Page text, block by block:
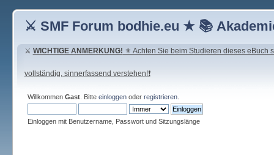
⚔ SMF Forum bodhie.eu ★ 📚
⚔ WICHTIGE ANMERKUNG! ⚜ Achten Sie beim Studieren dieses eBuch
vollständig, sinnerfassend verstehen!❗
Willkommen Gast. Bitte einloggenoder registrieren.
Einloggen mit Benutzername, Passwort und Sitzungslänge